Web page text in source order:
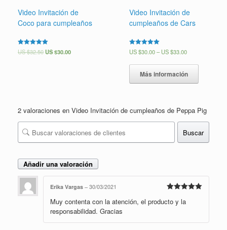
Video Invitación de
Coco para cumpleaños
Valorado en
5.00
US $32.50US $30.00
Video Invitación de
cumpleaños de Cars
Valorado en
5.00
US $30.00– US $33.00
Más información
2 valoraciones en Video Invitación de cumpleaños de Peppa Pig
Buscar
Añadir una valoración
5de 5
Erika Vargas – 30/03/2021
Muy contenta con la atención, el producto y la
responsabilidad. Gracias